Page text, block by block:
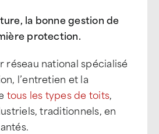
la bonne gestion de
protection.
réseau national spécialisé
l’entretien et la
tous les types de toits,
traditionnels, en